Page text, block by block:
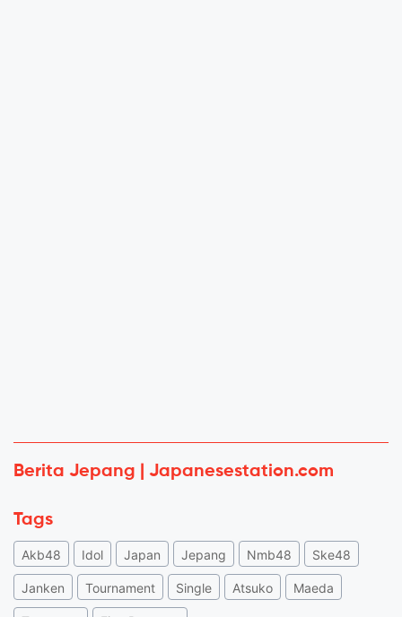
Berita Jepang | Japanesestation.com
Tags
Akb48 Idol Japan Jepang Nmb48 Ske48
Janken Tournament Single Atsuko Maeda